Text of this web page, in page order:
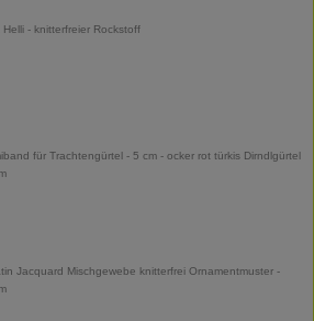
- knitterfreier Rockstoff
für Trachtengürtel - 5 cm - ocker rot türkis Dirndlgürtel
Jacquard Mischgewebe knitterfrei Ornamentmuster -